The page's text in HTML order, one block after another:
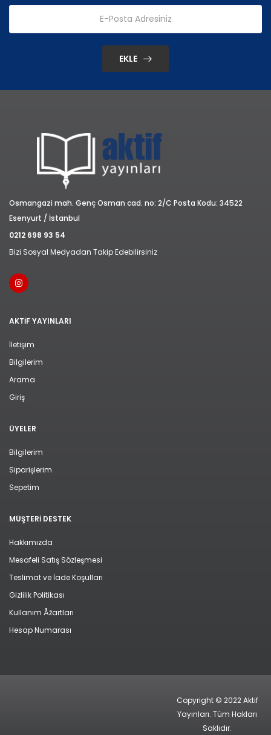
EKLE
Osmangazi mah. Genç Osman cad. no: 2/C Posta Kodu: 34522
Esenyurt / İstanbul
0212 698 93 54
Bizi Sosyal Medyadan Takip Edebilirsiniz
AKTIF YAYINLARI
İletişim
Bilgilerim
Arama
Giriş
ÜYELER
Bilgilerim
Siparişlerim
Sepetim
MÜŞTERI DESTEK
Hakkımızda
Mesafeli Satış Sözleşmesi
Teslimat ve İade Koşulları
Gizlilik Politikası
Kullanım Åžartları
Hesap Numarası
Copyright © 2022 Aktif
Yayınları. Tüm Hakları
Saklıdır.